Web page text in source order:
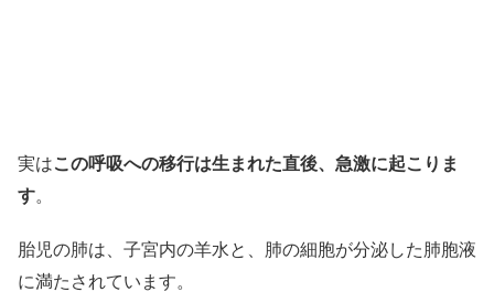
実はこの呼吸への移行は生まれた直後、急激に起こりま
す。
胎児の肺は、子宮内の羊水と、肺の細胞が分泌した肺胞液
に満たされています。